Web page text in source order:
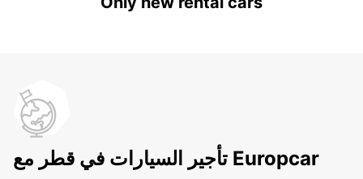
تأجير السيارات في قطر مع Europcar